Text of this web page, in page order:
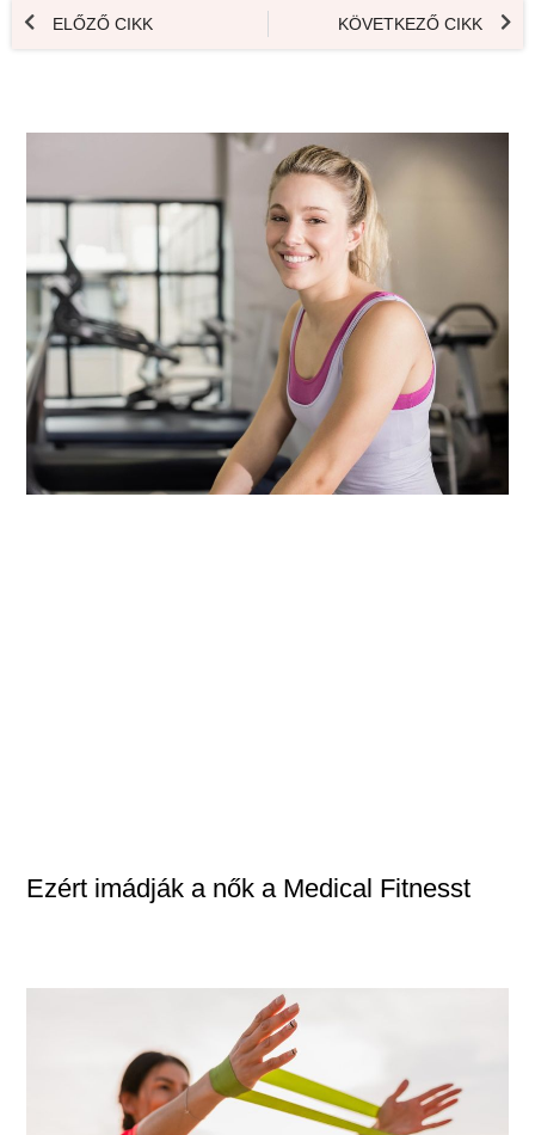
ELŐZŐ CIKK KÖVETKEZŐ CIKK
Ezért imádják a nők a Medical Fitnesst